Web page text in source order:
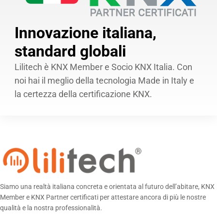
Innovazione italiana,
standard globali
Lilitech è KNX Member e Socio KNX Italia. Con
noi hai il meglio della tecnologia Made in Italy e
la certezza della certificazione KNX.
Siamo una realtà italiana concreta e orientata al futuro dell’abitare, KNX
Member e KNX Partner certificati per attestare ancora di più le nostre
qualità e la nostra professionalità.